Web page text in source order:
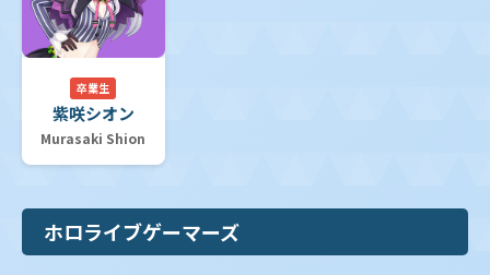
卒業生
紫咲シオン
Murasaki Shion
ホロライブゲーマーズ